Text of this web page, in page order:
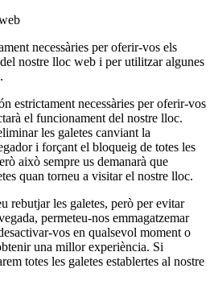
necessàries per oferir-vos els
nostre lloc web i per utilitzar algunes
estrictament necessàries per oferir-vos
el funcionament del nostre lloc.
les galetes canviant la
i forçant el bloqueig de totes les
això sempre us demanarà que
quan torneu a visitar el nostre lloc.
rebutjar les galetes, però per evitar
permeteu-nos emmagatzemar
vos en qualsevol moment o
una millor experiència. Si
totes les galetes establertes al nostre